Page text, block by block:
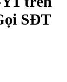
SĐT